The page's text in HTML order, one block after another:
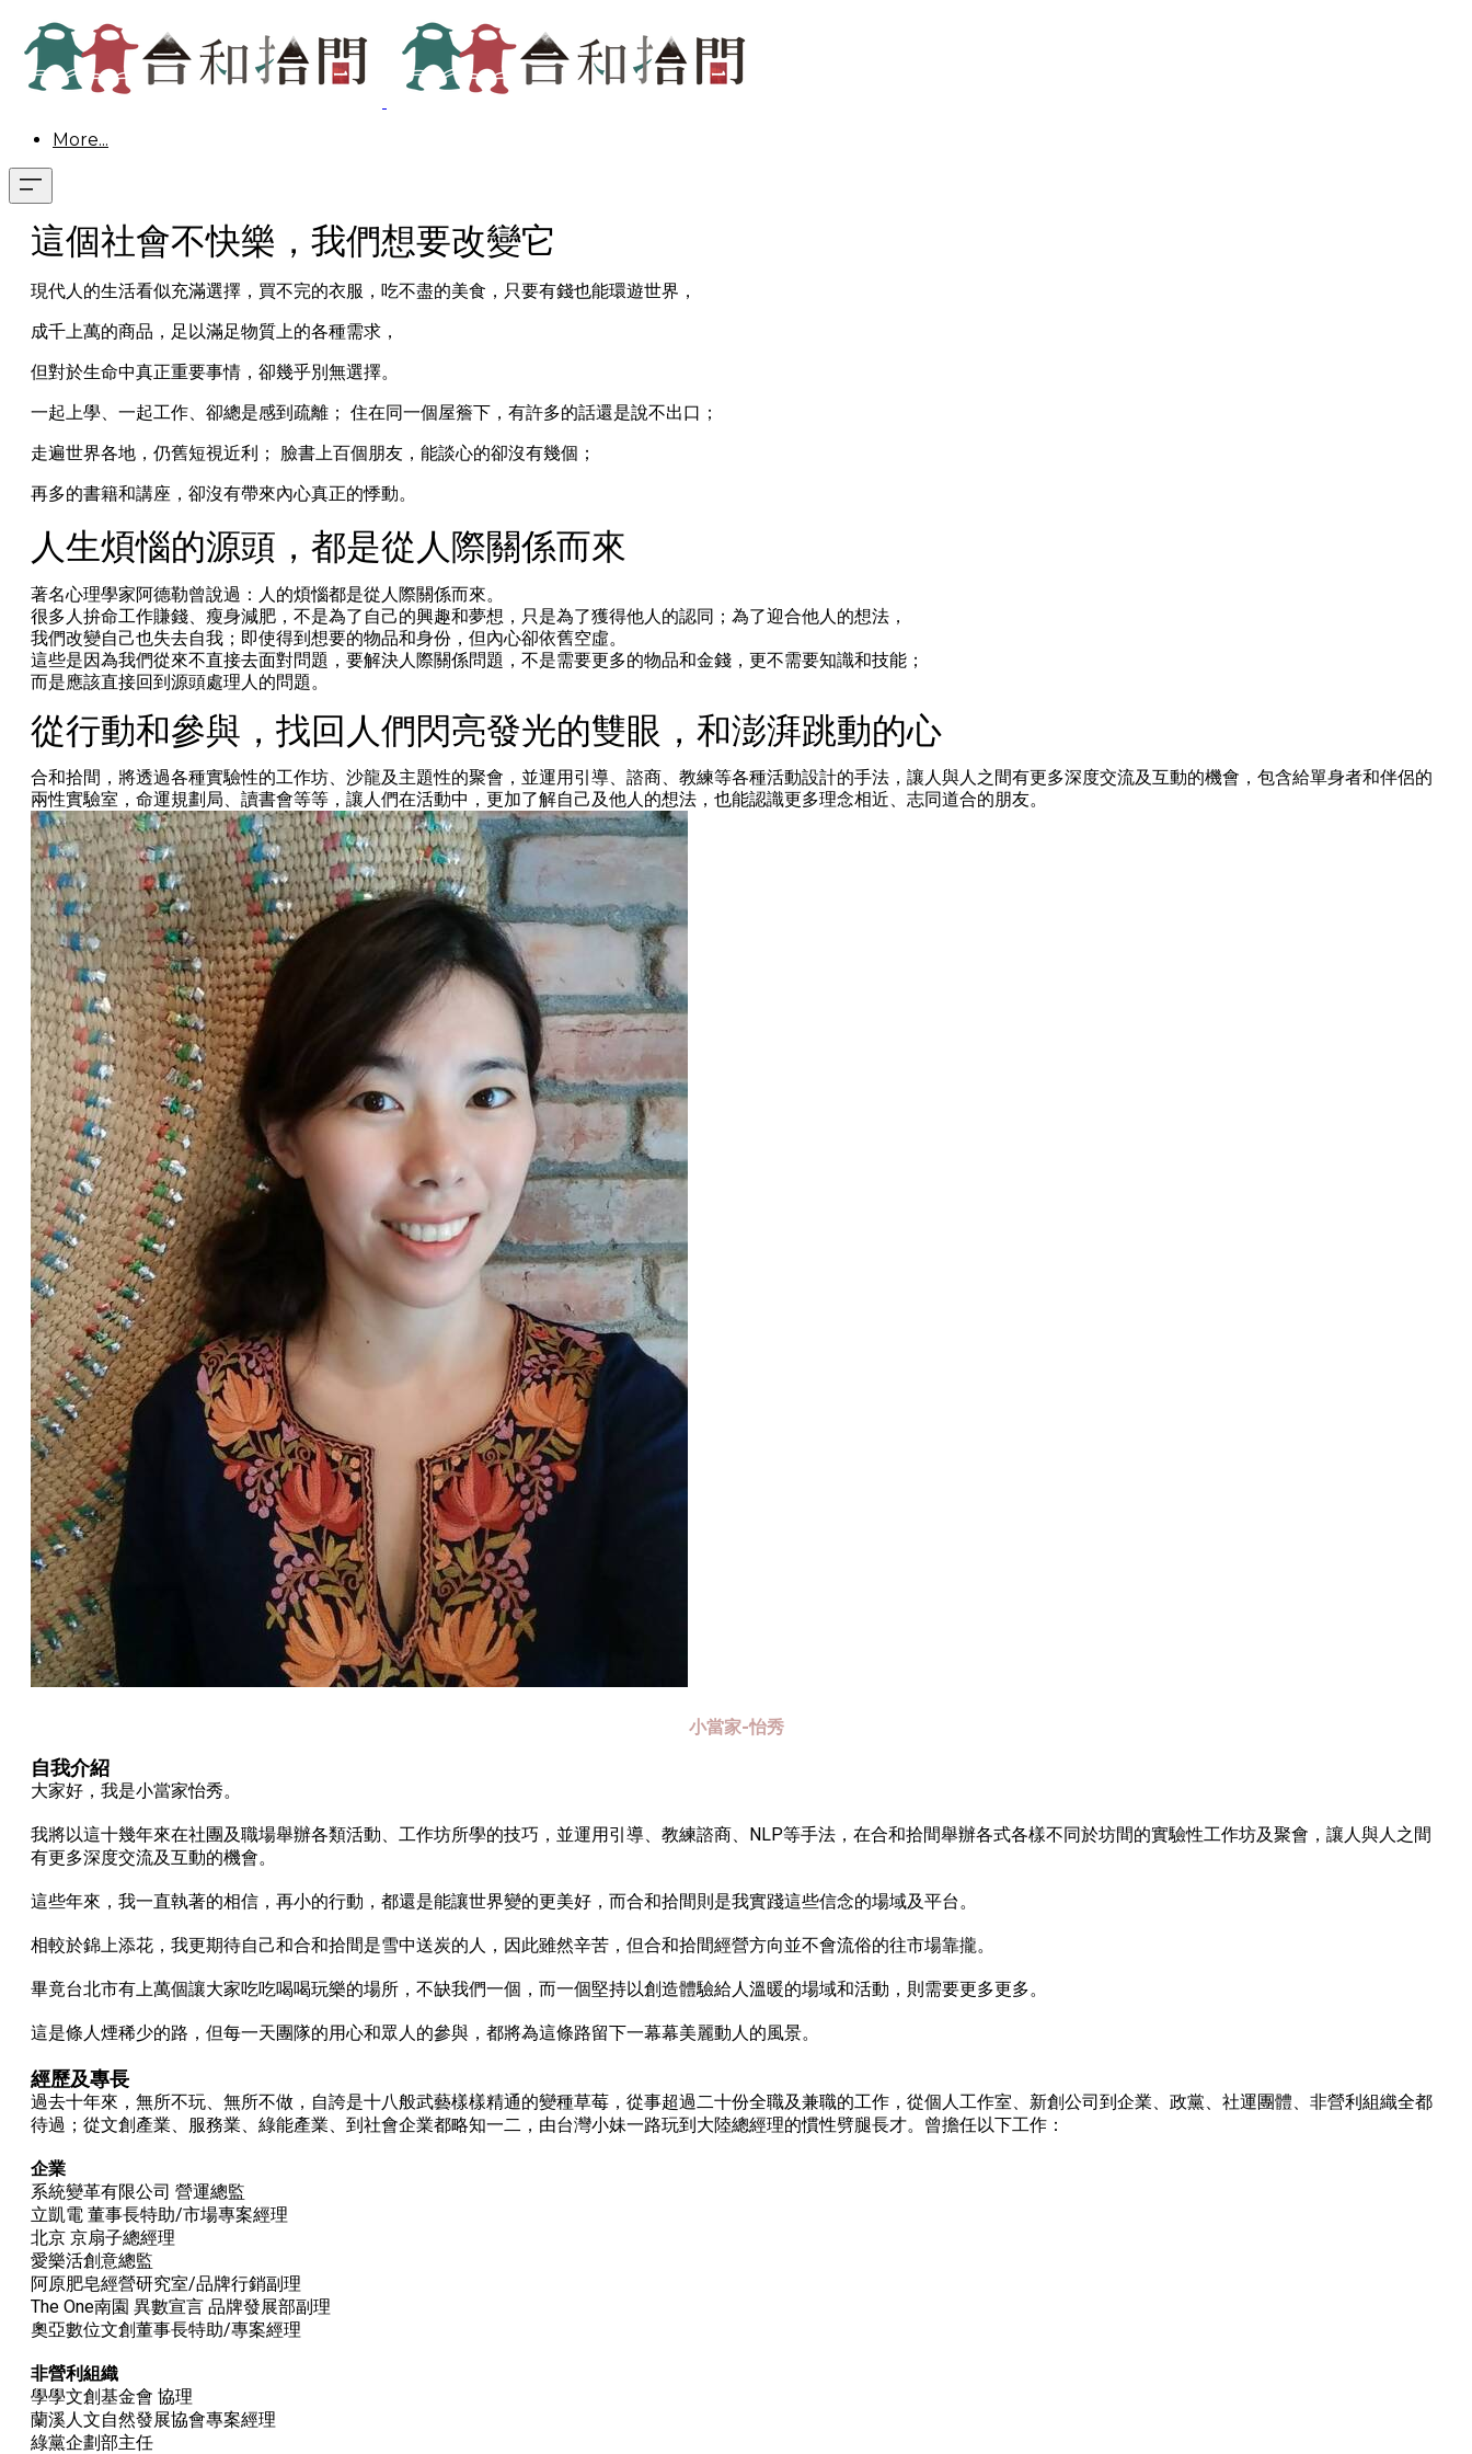
More...
這個社會不快樂，我們想要改變它
現代人的生活看似充滿選擇，買不完的衣服，吃不盡的美食，只要有錢也能環遊世界，
成千上萬的商品，足以滿足物質上的各種需求，
但對於生命中真正重要事情，卻幾乎別無選擇。
一起上學、一起工作、卻總是感到疏離； 住在同一個屋簷下，有許多的話還是說不出口；
​走遍世界各地，仍舊短視近利； 臉書上百個朋友，能談心的卻沒有幾個；
再多的書籍和講座，卻沒有帶來內心真正的悸動。
人生煩惱的源頭，都是從人際關係而來
著名心理學家阿德勒曾說過：人的煩惱都是從人際關係而來。
很多人拚命工作賺錢、瘦身減肥，不是為了自己的興趣和夢想，只是為了獲得他人的認同；為了迎合他人的想法，
我們改變自己也失去自我；即使得到想要的物品和身份，但內心卻依舊空虛。
這些是因為我們從來不直接去面對問題，要解決人際關係問題，不是需要更多的物品和金錢，更不需要知識和技能；
​而是應該直接回到源頭處理人的問題。
​從行動和參與，找回人們閃亮發光的雙眼，和澎湃跳動的心
合和拾間，將透過各種實驗性的工作坊、沙龍及主題性的聚會，並運用引導、諮商、教練等各種活動設計的手法，讓人與人之間有更多深度交流及互動的機會，包含給單身者和伴侶的
兩性實驗室，命運規劃局、讀書會等等，讓人們在活動中，更加了解自己及他人的想法，也能認識更多理念相近、志同道合的朋友。
小當家-怡秀
自我介紹
大家好，我是小當家怡秀。
​我將以這十幾年來在社團及職場舉辦各類活動、工作坊所學的技巧，並運用引導、教練諮商、NLP等手法，在合和拾間舉辦各式各樣不同於坊間的實驗性工作坊及聚會，讓人與人之間
有更多深度交流及互動的機會。
這些年來，我一直執著的相信，再小的行動，都還是能讓世界變的更美好，而合和拾間則是我實踐這些信念的場域及平台。
相較於錦上添花，我更期待自己和合和拾間是雪中送炭的人，因此雖然辛苦，但合和拾間經營方向並不會流俗的往市場靠攏。
畢竟台北市有上萬個讓大家吃吃喝喝玩樂的場所，不缺我們一個，而一個堅持以創造體驗給人溫暖的場域和活動，則需要更多更多。
這是條人煙稀少的路，但每一天團隊的用心和眾人的參與，都將為這條路留下一幕幕美麗動人的風景。
經歷及專長
過去十年來，無所不玩、無所不做，自誇是十八般武藝樣樣精通的變種草莓，從事超過二十份全職及兼職的工作，從個人工作室、新創公司到企業、政黨、社運團體、非營利組織全都
待過；從文創產業、服務業、綠能產業、到社會企業都略知一二，由台灣小妹一路玩到大陸總經理的慣性劈腿長才。曾擔任以下工作：
企業
系統變革有限公司 營運總監
立凱電 董事長特助/市場專案經理
北京 京扇子總經理
愛樂活創意總監
阿原肥皂經營研究室/品牌行銷副理
The One南園 異數宣言 品牌發展部副理
奧亞數位文創董事長特助/專案經理
非營利組織
學學文創基金會 協理
蘭溪人文自然發展協會專案經理
綠黨企劃部主任